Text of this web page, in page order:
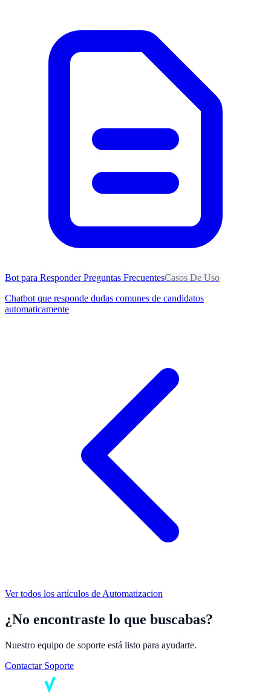
Bot para Responder Preguntas FrecuentesCasos De Uso
Chatbot que responde dudas comunes de candidatos
automaticamente
Ver todos los artículos de Automatizacion
¿No encontraste lo que buscabas?
Nuestro equipo de soporte está listo para ayudarte.
Contactar Soporte